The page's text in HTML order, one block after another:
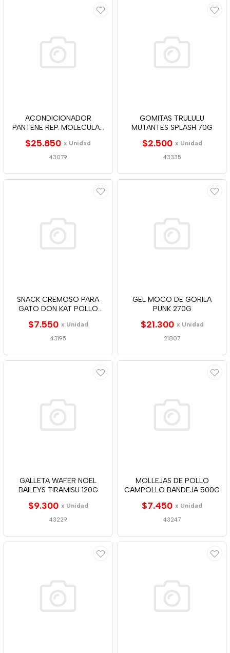
ACONDICIONADOR
PANTENE REP. MOLECULAR
$25.850 x Unidad
43079
GOMITAS TRULULU
MUTANTES SPLASH 70G
$2.500 x Unidad
43335
SNACK CREMOSO PARA
GATO DON KAT POLLO
$7.550 x Unidad
43195
GEL MOCO DE GORILA
PUNK 270G
$21.300 x Unidad
21807
GALLETA WAFER NOEL
BAILEYS TIRAMISU 120G
$9.300 x Unidad
43229
MOLLEJAS DE POLLO
CAMPOLLO BANDEJA 500G
$7.450 x Unidad
43247